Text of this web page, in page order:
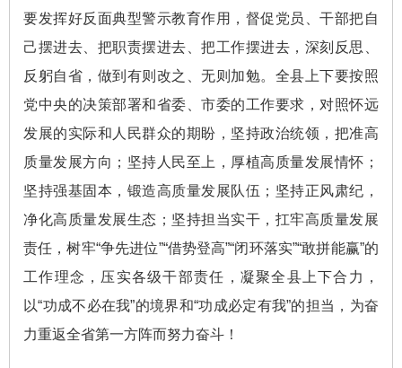
要发挥好反面典型警示教育作用，督促党员、干部把自
己摆进去、把职责摆进去、把工作摆进去，深刻反思、
反躬自省，做到有则改之、无则加勉。全县上下要按照
党中央的决策部署和省委、市委的工作要求，对照怀远
发展的实际和人民群众的期盼，坚持政治统领，把准高
质量发展方向；坚持人民至上，厚植高质量发展情怀；
坚持强基固本，锻造高质量发展队伍；坚持正风肃纪，
净化高质量发展生态；坚持担当实干，扛牢高质量发展
责任，树牢“争先进位”“借势登高”“闭环落实”“敢拼能赢”的
工作理念，压实各级干部责任，凝聚全县上下合力，
以“功成不必在我”的境界和“功成必定有我”的担当，为奋
力重返全省第一方阵而努力奋斗！